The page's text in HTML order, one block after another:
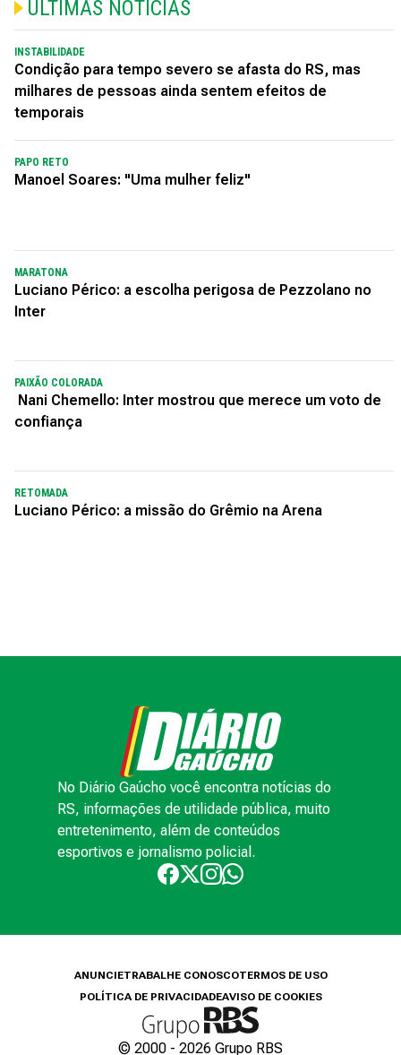
ÚLTIMAS NOTÍCIAS
INSTABILIDADE
Condição para tempo severo se afasta do RS, mas
milhares de pessoas ainda sentem efeitos de
temporais
PAPO RETO
Manoel Soares: "Uma mulher feliz"
MARATONA
Luciano Périco: a escolha perigosa de Pezzolano no
Inter
PAIXÃO COLORADA
Nani Chemello: Inter mostrou que merece um voto de
confiança
RETOMADA
Luciano Périco: a missão do Grêmio na Arena
No Diário Gaúcho você encontra notícias do
RS, informações de utilidade pública, muito
entretenimento, além de conteúdos
esportivos e jornalismo policial.
ANUNCIETRABALHE CONOSCOTERMOS DE USO
POLÍTICA DE PRIVACIDADEAVISO DE COOKIES
© 2000 - 2026 Grupo RBS